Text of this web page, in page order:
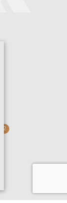
2